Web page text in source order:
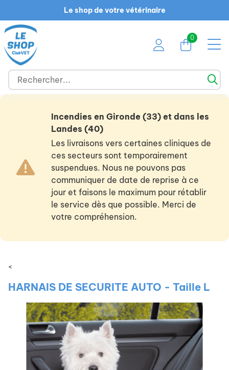
Le shop de votre vétérinaire
0
Incendies en Gironde (33) et dans les
Landes (40)
Les livraisons vers certaines cliniques de
ces secteurs sont temporairement
suspendues. Nous ne pouvons pas
communiquer de date de reprise à ce
jour et faisons le maximum pour rétablir
le service dès que possible. Merci de
votre compréhension.
<
HARNAIS DE SECURITE AUTO - Taille L